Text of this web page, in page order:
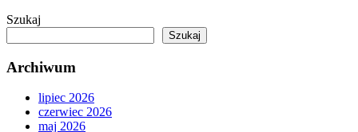
Szukaj
Szukaj
Archiwum
lipiec 2026
czerwiec 2026
maj 2026